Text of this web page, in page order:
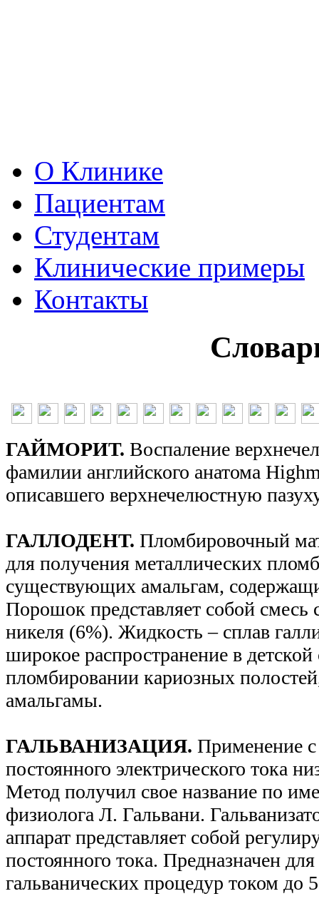
О Клинике
Пациентам
Студентам
Клинические примеры
Контакты
ГАЙМОРИТ. Воспаление
фамилии английского анатома
описавшего верхнечелюстную
ГАЛЛОДЕНТ. Пломбировочный
для получения металлических
существующих амальгам,
Порошок представляет собой смесь
никеля (6%). Жидкость – сплав
широкое распространение в
пломбировании кариозных
амальгамы.
ГАЛЬВАНИЗАЦИЯ. Применение
постоянного электрического тока
Метод получил свое название по
физиолога Л. Гальвани.
аппарат представляет собой
постоянного тока. Предназначен
гальванических процедур током до